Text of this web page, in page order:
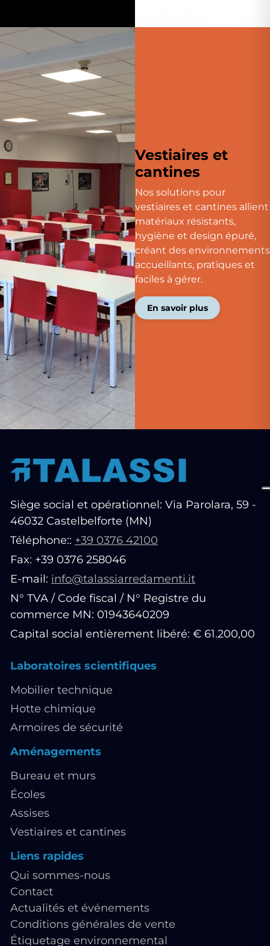
Vestiaires et
cantines
Nos solutions pour
vestiaires et cantines allient
matériaux résistants,
hygiène et design épuré,
créant des environnements
accueillants, pratiques et
faciles à gérer.
En savoir plus
Siège social et opérationnel: Via Parolara, 59 -
46032 Castelbelforte (MN)
Téléphone:: +39 0376 42100
Fax: +39 0376 258046
E-mail: info@talassiarredamenti.it
N° TVA / Code fiscal / N° Registre du
commerce MN: 01943640209
Capital social entièrement libéré: € 61.200,00
Laboratoires scientifiques
Mobilier technique
Hotte chimique
Armoires de sécurité
Aménagements
Bureau et murs
Écoles
Assises
Vestiaires et cantines
Liens rapides
Qui sommes-nous
Contact
Actualités et événements
Conditions générales de vente
Étiquetage environnemental